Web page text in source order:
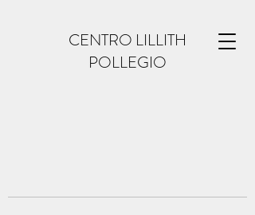
CENTRO LILLITH
POLLEGIO